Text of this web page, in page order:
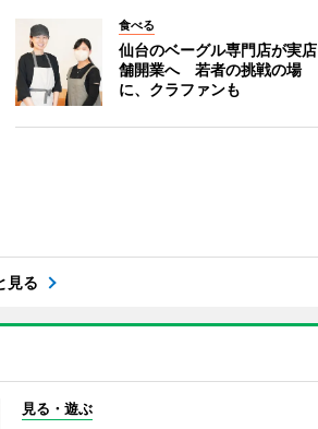
食べる
仙台のベーグル専門店が実店
舗開業へ 若者の挑戦の場
に、クラファンも
見る
見る・遊ぶ